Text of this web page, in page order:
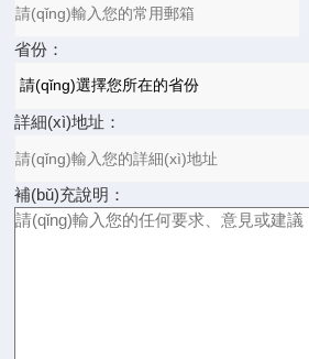
省份：
詳細(xì)地址：
補(bǔ)充說明：